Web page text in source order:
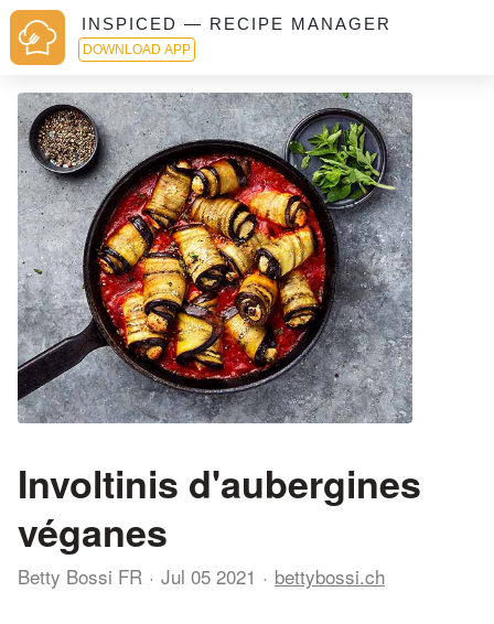
INSPICED — RECIPE MANAGER
DOWNLOAD APP
Involtinis d'aubergines
véganes
Betty Bossi FR Jul 05 2021 bettybossi.ch